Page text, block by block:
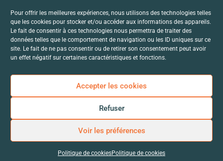
Pour offrir les meilleures expériences, nous utilisons des technologies telles
que les cookies pour stocker et/ou accéder aux informations des appareils.
Le fait de consentir à ces technologies nous permettra de traiter des
données telles que le comportement de navigation ou les ID uniques sur ce
site. Le fait de ne pas consentir ou de retirer son consentement peut avoir
un effet négatif sur certaines caractéristiques et fonctions.
Accepter les cookies
Refuser
Voir les préférences
Politique de cookiesPolitique de cookies
Mentions Légales | RGPD
Politique De Confidentialité
Contact
© 2024-Mairie de Granges-Aumontzey